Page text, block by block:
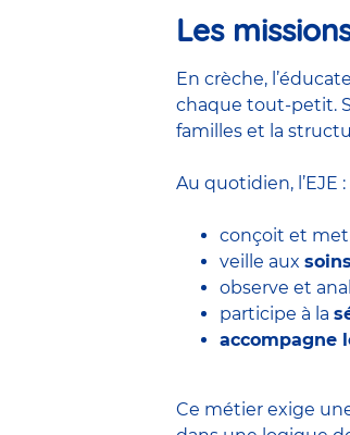
Les
En crèche,
chaque tout-petit.
familles et la
Au quotidien, l’EJE :
conçoit et
veille aux
observe et
participe à la
accompagne
Ce métier exige